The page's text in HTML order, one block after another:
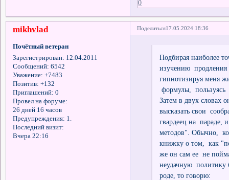
0
Поделиться17.05.2024 18:36
mikhvlad
Почётный ветеран
Зарегистрирован: 12.04.2011
Сообщений: 6542
Уважение: +7483
Позитив: +132
Приглашений: 0
Провел на форуме:
26 дней 16 часов
Предупреждения: 1.
Последний визит:
Вчера 22:16
Подбирая наиболее
изучению
гипнотизируя меня
формулы,
Затем в двух словах
высказать свои
гвардеец на параде,
методов". Обычно,
книжку о том, как
же он сам ее не
неудачную политику
роде, то говорю: